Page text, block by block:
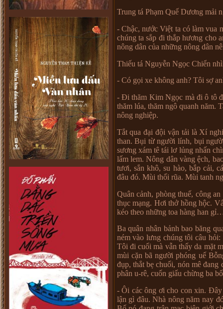
Trung tá Phạm QuếDương mải
- Chậc, nước Việt ta có làm vua
chúng ta sắp đi thắp hương cho
nông dân của những nông dân
Thiếu tá Nguyễn Ngọc Chiển
- Có gọi xe không anh? Tôi sợ
- Đi thăm Kim Ngọc mà đi ô tô đ
thăm lúa, thăm ngô quanh năm.
nông nghiệp.
Tắt qua đại đội vận tải là Xí
than. Bụi từngười lính, bụi ngườ
sương xám tê tái lơlủng nhấn
lấm lem. Nông dân vàngệch,
tươi, sắn khô, su hào, bắp cải,
đâu đó. Mùi thối rũa. Mùi tanh ng
Quân cảnh, phòng thuế, công
thục mạng. Hơi thởhồng hộc. V
kéo theo những toa hàng han gỉ
Ba quân nhân bảnh bao băng
ném vào lưng chúng tôi câu hỏi:
Tôi đi cuối mà vẫn thấy da mặt
mùi cặn bã người phóng uếBỗ
đụp, thắt bẹ chuối, nón mê đang
phân u-rê, cuốn giấu chừng ba bố
- Ôi các ông ơi cho con xin. Đây
lận gì đâu. Nhà nông năm nay